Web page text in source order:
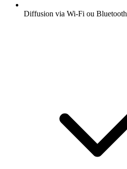
Diffusion via Wi-Fi ou Bluetooth